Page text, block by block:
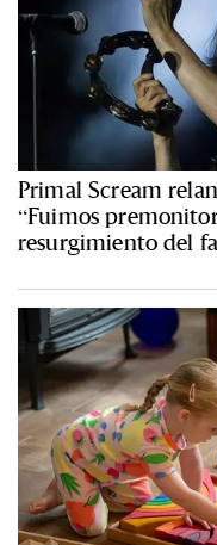
Primal Scream
“Fuimos
resurgimiento del